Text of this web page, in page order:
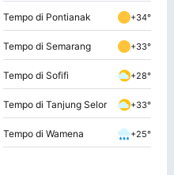
Tempo di Pontianak +34°
Tempo di Semarang +33°
Tempo di Sofifi +28°
Tempo di Tanjung Selor +33°
Tempo di Wamena +25°